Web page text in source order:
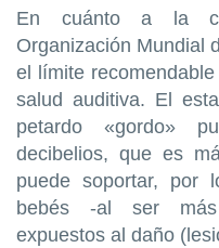
En cuánto a la
Organización Mundial
el límite
salud auditiva. El
petardo «gordo»
decibelios, que es
puede soportar, por
bebés -al ser
expuestos al daño